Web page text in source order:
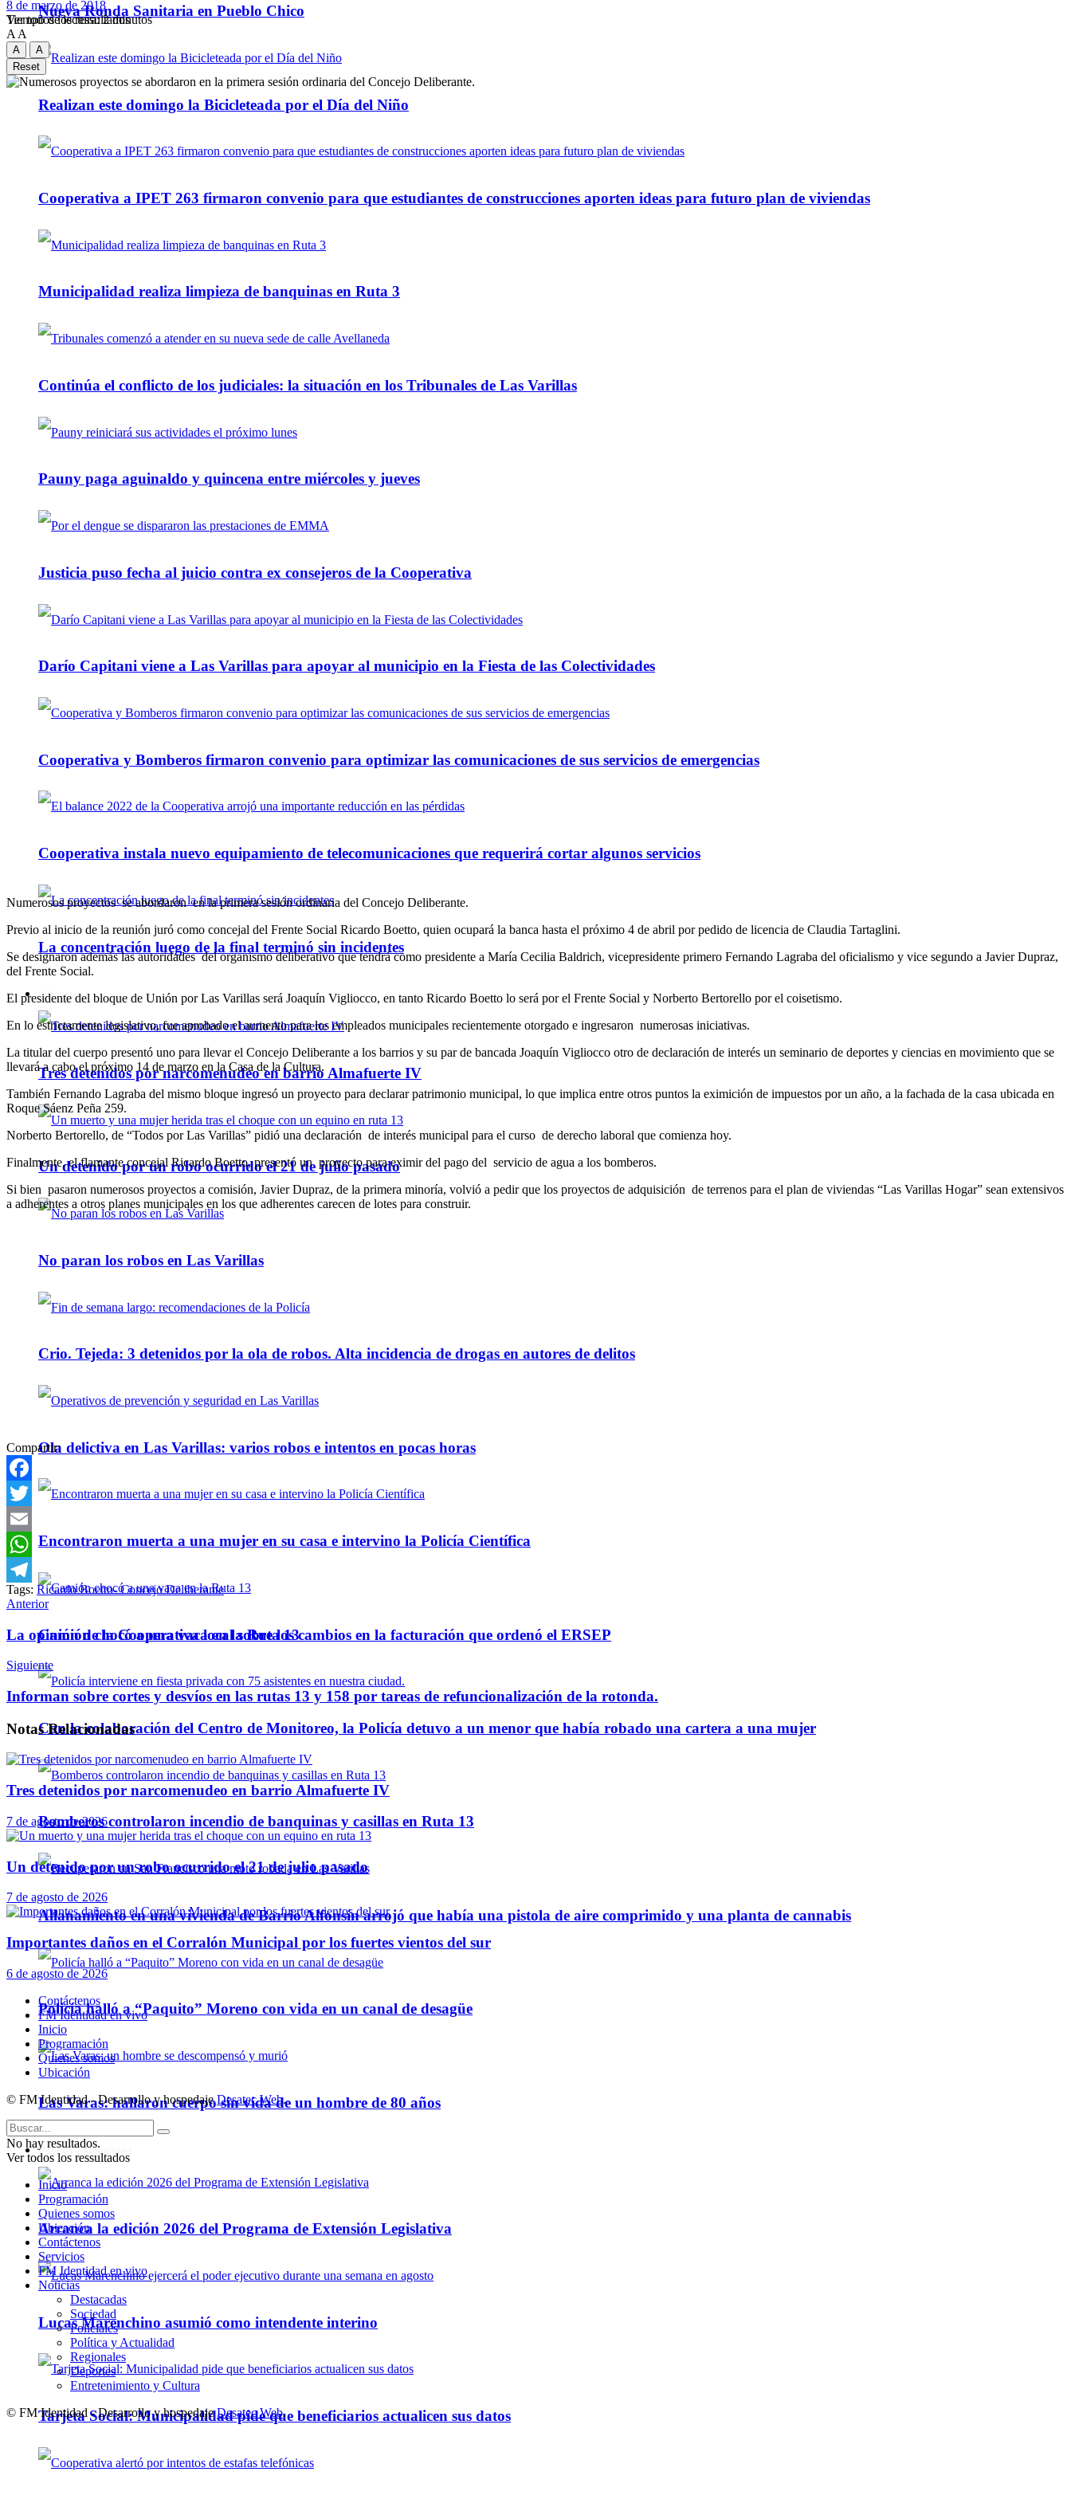
Nueva Ronda Sanitaria en Pueblo Chico
Realizan este domingo la Bicicleteada por el Día del Niño
Cooperativa a IPET 263 firmaron convenio para que estudiantes de construcciones aporten ideas para futuro plan de viviendas
Municipalidad realiza limpieza de banquinas en Ruta 3
Continúa el conflicto de los judiciales: la situación en los Tribunales de Las Varillas
Pauny paga aguinaldo y quincena entre miércoles y jueves
Justicia puso fecha al juicio contra ex consejeros de la Cooperativa
Darío Capitani viene a Las Varillas para apoyar al municipio en la Fiesta de las Colectividades
Cooperativa y Bomberos firmaron convenio para optimizar las comunicaciones de sus servicios de emergencias
Cooperativa instala nuevo equipamiento de telecomunicaciones que requerirá cortar algunos servicios
La concentración luego de la final terminó sin incidentes
Policiales
Tres detenidos por narcomenudeo en barrio Almafuerte IV
Un detenido por un robo ocurrido el 21 de julio pasado
No paran los robos en Las Varillas
Crio. Tejeda: 3 detenidos por la ola de robos. Alta incidencia de drogas en autores de delitos
Ola delictiva en Las Varillas: varios robos e intentos en pocas horas
Encontraron muerta a una mujer en su casa e intervino la Policía Científica
Camión chocó a una vaca en la Ruta 13
Con la colaboración del Centro de Monitoreo, la Policía detuvo a un menor que había robado una cartera a una mujer
Bomberos controlaron incendio de banquinas y casillas en Ruta 13
Allanamiento en una vivienda de Barrio Alfonsín arrojó que había una pistola de aire comprimido y una planta de cannabis
Policía halló a “Paquito” Moreno con vida en un canal de desagüe
Las Varas: hallaron cuerpo sin vida de un hombre de 80 años
Política y Actualidad
Arranca la edición 2026 del Programa de Extensión Legislativa
Lucas Marenchino asumió como intendente interino
Tarjeta Social: Municipalidad pide que beneficiarios actualicen sus datos
Ver todos los ressultados
8 de marzo de 2018
Tiempo de lectura: 2 minutos
A A
A
A
Reset
Numerosos proyectos se abordaron en la primera sesión ordinaria del Concejo Deliberante.
Previo al inicio de la reunión juró como concejal del Frente Social Ricardo Boetto, quien ocupará la banca hasta el próximo 4 de abril por pedido de licencia de Claudia Tartaglini.
Se designaron además las autoridades del organismo deliberativo que tendrá como presidente a María Cecilia Baldrich, vicepresidente primero Fernando Lagraba del oficialismo y vice segundo a Javier Dupraz,
del Frente Social.
El presidente del bloque de Unión por Las Varillas será Joaquín Vigliocco, en tanto Ricardo Boetto lo será por el Frente Social y Norberto Bertorello por el coisetismo.
En lo estrictamente legislativo, fue aprobado el aumento para los empleados municipales recientemente otorgado e ingresaron numerosas iniciativas.
La titular del cuerpo presentó uno para llevar el Concejo Deliberante a los barrios y su par de bancada Joaquín Vigliocco otro de declaración de interés un seminario de deportes y ciencias en movimiento que se
llevará a cabo el próximo 14 de marzo en la Casa de la Cultura.
También Fernando Lagraba del mismo bloque ingresó un proyecto para declarar patrimonio municipal, lo que implica entre otros puntos la eximición de impuestos por un año, a la fachada de la casa ubicada en
Roque Sáenz Peña 259.
Norberto Bertorello, de “Todos por Las Varillas” pidió una declaración de interés municipal para el curso de derecho laboral que comienza hoy.
Finalmente, el flamante concejal Ricardo Boetto, presentó un proyecto para eximir del pago del servicio de agua a los bomberos.
Si bien pasaron numerosos proyectos a comisión, Javier Dupraz, de la primera minoría, volvió a pedir que los proyectos de adquisición de terrenos para el plan de viviendas “Las Varillas Hogar” sean extensivos
a adherentes a otros planes municipales en los que adherentes carecen de lotes para construir.
Compartir:
Facebook
Twitter
Email
WhatsApp
Telegram
Tags: Ricardo Boetto- Concejo Deliberante
Anterior
La opinión de la Cooperativa local sobre los cambios en la facturación que ordenó el ERSEP
Siguiente
Informan sobre cortes y desvíos en las rutas 13 y 158 por tareas de refuncionalización de la rotonda.
NotasRelacionadas
Tres detenidos por narcomenudeo en barrio Almafuerte IV
7 de agosto de 2026
Un detenido por un robo ocurrido el 21 de julio pasado
7 de agosto de 2026
Importantes daños en el Corralón Municipal por los fuertes vientos del sur
6 de agosto de 2026
Contáctenos
FM Identidad en vivo
Inicio
Programación
Quienes somos
Ubicación
© FM Identidad - Desarrollo y hospedajeDesatec Web.
No hay resultados.
Ver todos los ressultados
Inicio
Programación
Quienes somos
Ubicación
Contáctenos
Servicios
FM Identidad en vivo
Noticias
Destacadas
Sociedad
Policiales
Política y Actualidad
Regionales
Deportes
Entretenimiento y Cultura
© FM Identidad - Desarrollo y hospedajeDesatec Web.